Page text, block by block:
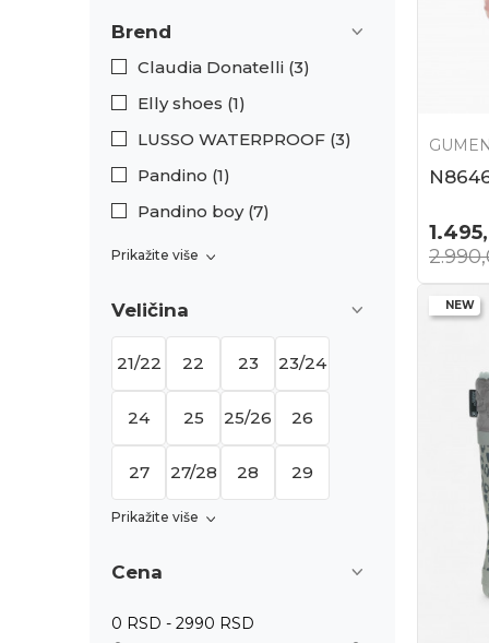
Brend
Claudia Donatelli (3)
Elly shoes (1)
LUSSO WATERPROOF (3)
Pandino (1)
Pandino boy (7)
Prikažite više
Veličina
21/22 22 23 23/24
24 25 25/26 26
27 27/28 28 29
Prikažite više
Cena
NEW